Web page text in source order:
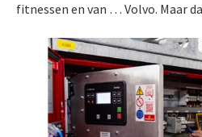
fitnessen en van … Volvo. Maar